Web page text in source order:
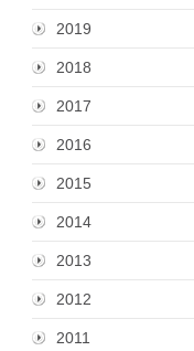
2019
2018
2017
2016
2015
2014
2013
2012
2011